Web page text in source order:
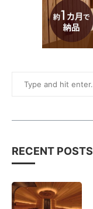
RECENT POSTS